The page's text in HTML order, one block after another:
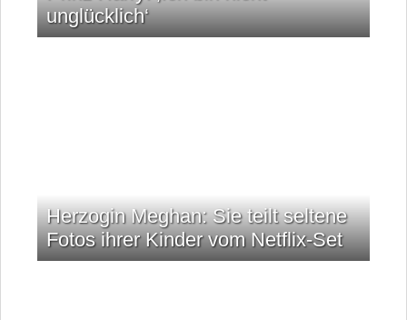
unglücklich‘
Herzogin Meghan: Sie teilt seltene
Fotos ihrer Kinder vom Netflix-Set